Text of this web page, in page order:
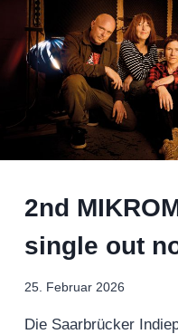
2nd
single out
25. Februar 2026
Die Saarbrücker